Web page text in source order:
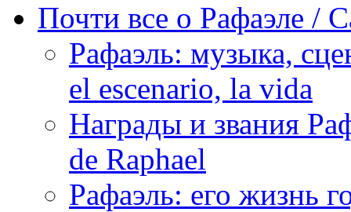
Почти все о Рафаэле /
Рафаэль: музыка,
el escenario, la vida
Награды и звания
de Raphael
Рафаэль: его жизнь